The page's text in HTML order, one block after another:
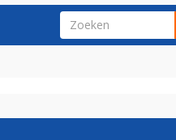
ZOEKVELD